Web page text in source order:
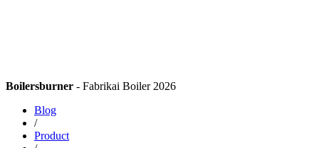
Boilersburner - Fabrikai Boiler 2026
Blog
/
Product